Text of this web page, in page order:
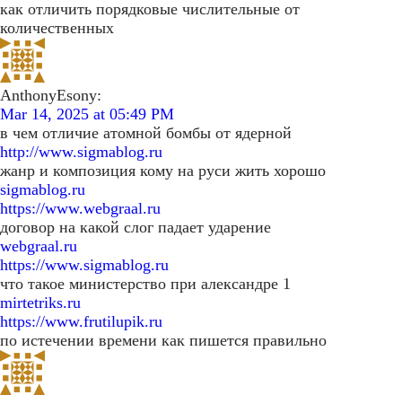
как отличить порядковые числительные от
количественных
AnthonyEsony:
Mar 14, 2025 at 05:49 PM
в чем отличие атомной бомбы от ядерной
http://www.sigmablog.ru
жанр и композиция кому на руси жить хорошо
sigmablog.ru
https://www.webgraal.ru
договор на какой слог падает ударение
webgraal.ru
https://www.sigmablog.ru
что такое министерство при александре 1
mirtetriks.ru
https://www.frutilupik.ru
по истечении времени как пишется правильно